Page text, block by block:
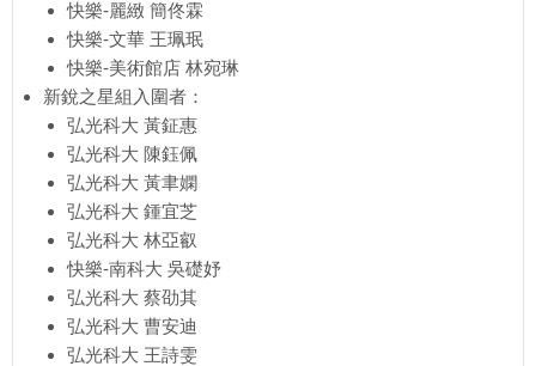
快樂-麗緻 簡佟霖
快樂-文華 王珮珉
快樂-美術館店 林宛琳
新銳之星組入圍者：
弘光科大 黃鉦惠
弘光科大 陳鈺佩
弘光科大 黃聿嫻
弘光科大 鍾宜芝
弘光科大 林亞叡
快樂-南科大 吳礎妤
弘光科大 蔡劭其
弘光科大 曹安迪
弘光科大 王詩雯